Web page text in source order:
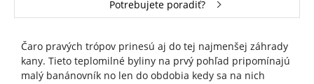
Potrebujete poradiť?
Čaro pravých trópov prinesú aj do tej najmenšej záhrady
kany. Tieto teplomilné byliny na prvý pohľad pripomínajú
malý banánovník no len do obdobia kedy sa na nich